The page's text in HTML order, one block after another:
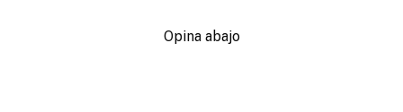
Opina abajo